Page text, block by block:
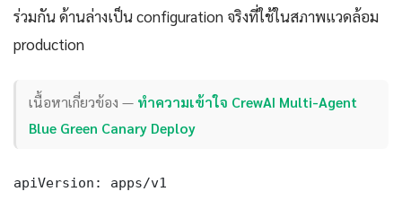
ร่วมกัน ด้านล่างเป็น configuration จริงที่ใช้ในสภาพแวดล้อม
production
เนื้อหาเกี่ยวข้อง — ทำความเข้าใจ CrewAI Multi-Agent
Blue Green Canary Deploy
apiVersion: apps/v1